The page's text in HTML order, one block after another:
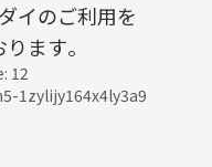
イのご利用を
ます。
12
1zylijy164x4ly3a9